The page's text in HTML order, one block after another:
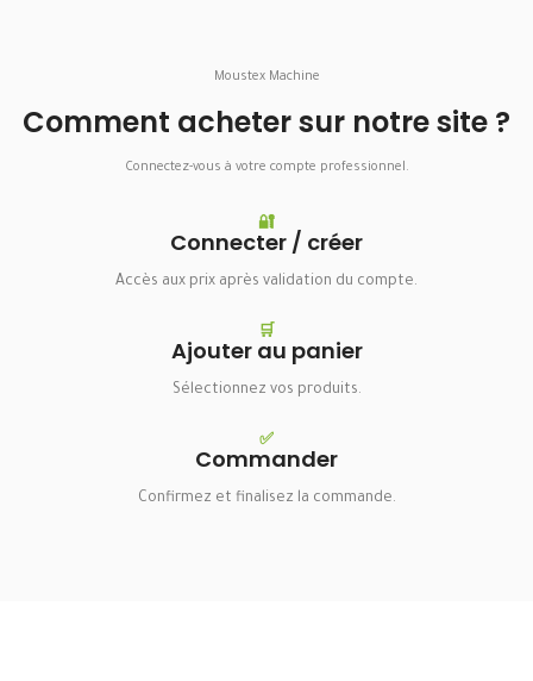
Moustex Machine
Comment acheter sur notre site ?
Connectez-vous à votre compte professionnel.
🔐
Connecter / créer
Accès aux prix après validation du compte.
🛒
Ajouter au panier
Sélectionnez vos produits.
✅
Commander
Confirmez et finalisez la commande.